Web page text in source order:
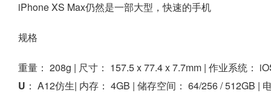
iPhone XS Max仍然是一部大型，快速的手机
规格
重量： 208g | 尺寸： 157.5 x 77.4 x 7.7mm | 作业系统：
U： A12仿生| 内存： 4GB | 储存空间： 64/256 / 512GB |